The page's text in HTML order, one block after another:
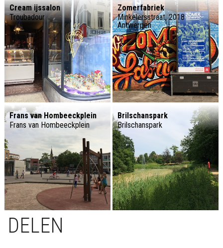
Cream ijssalon
Troubadour
Zomerfabriek
Minkelersstraat, 2018
Antwerpen
Frans van Hombeeckplein
Frans van Hombeeckplein
Brilschanspark
Brilschanspark
DELEN